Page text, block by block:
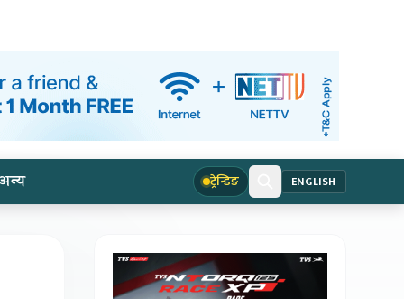
ट्रेन्डिङ ENGLISH